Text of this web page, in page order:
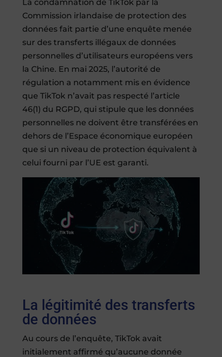
La condamnation de TikTok par la
Commission irlandaise de protection des
données fait partie d’une enquête menée
sur des transferts illégaux de données
personnelles d’utilisateurs européens vers
la Chine. En mai 2025, l’autorité de
régulation a notamment mis en évidence
que TikTok n’avait pas respecté l’article
46(1) du RGPD, qui stipule que les données
personnelles ne doivent être transférées en
dehors de l’Espace économique européen
que si un niveau de protection équivalent à
celui fourni par l’UE est garanti.
La légitimité des transferts
de données
Au cours de l’enquête, TikTok avait
initialement affirmé qu’aucune donnée